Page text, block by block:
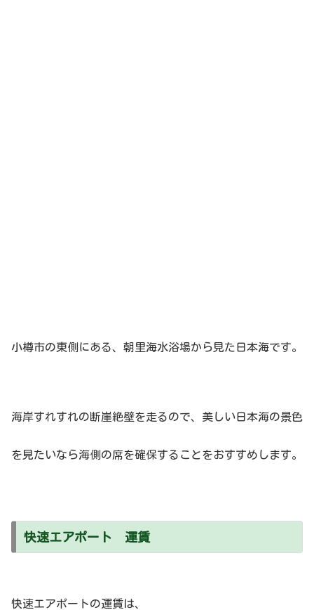
小樽市の東側にある、朝里海水浴場から見た日本海です。
海岸すれすれの断崖絶壁を走るので、美しい日本海の景色
を見たいなら海側の席を確保することをおすすめします。
快速エアポート 運賃
快速エアポートの運賃は、